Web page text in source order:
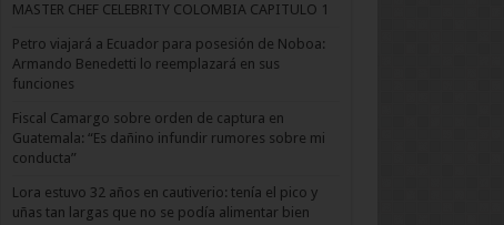
MASTER CHEF CELEBRITY COLOMBIA CAPITULO 1
Petro viajará a Ecuador para posesión de Noboa:
Armando Benedetti lo reemplazará en sus
funciones
Fiscal Camargo sobre orden de captura en
Guatemala: “Es dañino infundir rumores sobre mi
conducta”
Lora estuvo 32 años en cautiverio: tenía el pico y
uñas tan largas que no se podía alimentar bien